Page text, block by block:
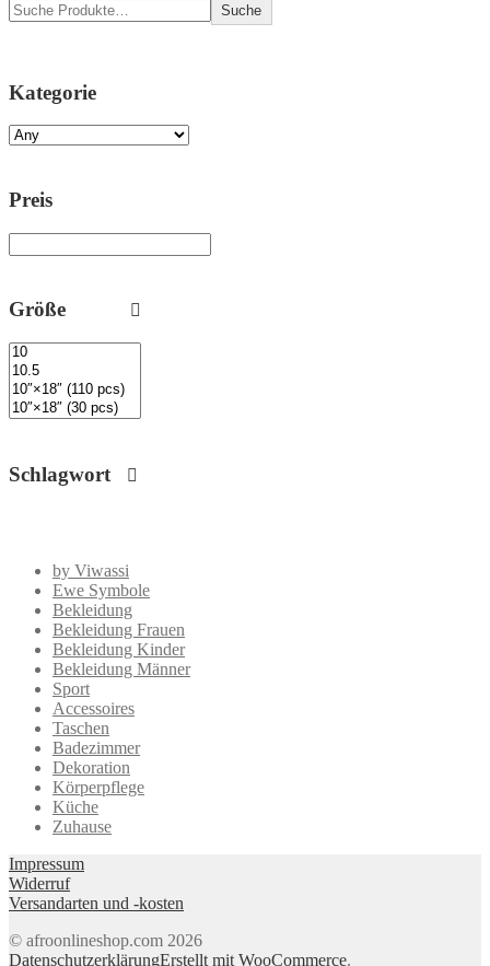
Suche
Kategorie
Preis
Größe
Schlagwort
by Viwassi
Ewe Symbole
Bekleidung
Bekleidung Frauen
Bekleidung Kinder
Bekleidung Männer
Sport
Accessoires
Taschen
Badezimmer
Dekoration
Körperpflege
Küche
Zuhause
Impressum
Widerruf
Versandarten und -kosten
© afroonlineshop.com 2026
DatenschutzerklärungErstellt mit WooCommerce.